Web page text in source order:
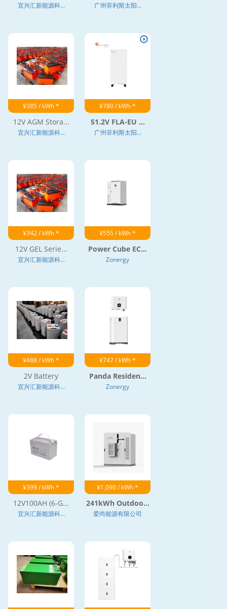
宜兴汇新能源科... 广州菲利斯太阳...
¥385 / kWh *
12V AGM Stora...
宜兴汇新能源科...
¥780 / kWh *
51.2V FLA-EU ...
广州菲利斯太阳...
¥342 / kWh *
12V GEL Serie...
宜兴汇新能源科...
¥555 / kWh *
Power Cube EC...
Zonergy
¥488 / kWh *
2V Battery
宜兴汇新能源科...
¥747 / kWh *
Panda Residen...
Zonergy
¥399 / kWh *
12V100AH (6-G...
宜兴汇新能源科...
¥1,090 / kWh *
241kWh Outdoo...
爱尚能源有限公司